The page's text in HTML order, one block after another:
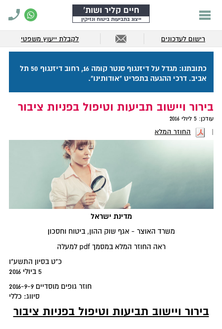
חיים קליר ושות'
ייצוג בתביעות ביטוח ונזיקין
רישום לעדכונים לקבלת ייעוץ משפטי
כתובתנו: מגדל על דיזנגוף סנטר קומה 16, רחוב דיזנגוף 50 תל
אביב. דרכי ההגעה בתפריט "אודותינו".
בירור ויישוב תביעות וטיפול בפניות ציבור
עודכן:5 ליולי 2016
החוזר המלא
מדינת ישראל
משרד האוצר - אגף שוק ההון, ביטוח וחסכון
ראה החוזר המלא במסמך pdf למעלה
כ"ט בסיון התשע"ו
5 ביולי 2016
חוזר גופים מוסדיים 2016-9-9
סיווג: כללי
בירור ויישוב תביעות וטיפול בפניות ציבור